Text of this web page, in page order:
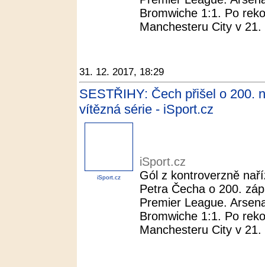
Bromwiche 1:1. Po
Manchesteru City v
31. 12. 2017, 18:29
SESTŘIHY: Čech přišel o 200.
vítězná série - iSport.cz
iSport.cz
iSport.cz
Gól z kontroverzně
Petra Čecha o 200.
Premier League.
Bromwiche 1:1. Po
Manchesteru City v